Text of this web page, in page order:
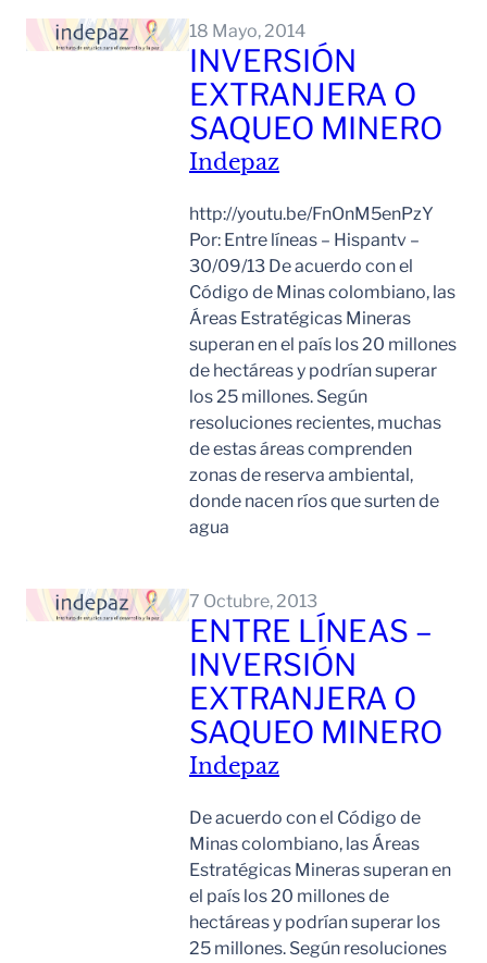
18 Mayo, 2014
INVERSIÓN
EXTRANJERA O
SAQUEO MINERO
Indepaz
http://youtu.be/FnOnM5enPzY
Por: Entre líneas – Hispantv –
30/09/13 De acuerdo con el
Código de Minas colombiano, las
Áreas Estratégicas Mineras
superan en el país los 20 millones
de hectáreas y podrían superar
los 25 millones. Según
resoluciones recientes, muchas
de estas áreas comprenden
zonas de reserva ambiental,
donde nacen ríos que surten de
agua
7 Octubre, 2013
ENTRE LÍNEAS –
INVERSIÓN
EXTRANJERA O
SAQUEO MINERO
Indepaz
De acuerdo con el Código de
Minas colombiano, las Áreas
Estratégicas Mineras superan en
el país los 20 millones de
hectáreas y podrían superar los
25 millones. Según resoluciones